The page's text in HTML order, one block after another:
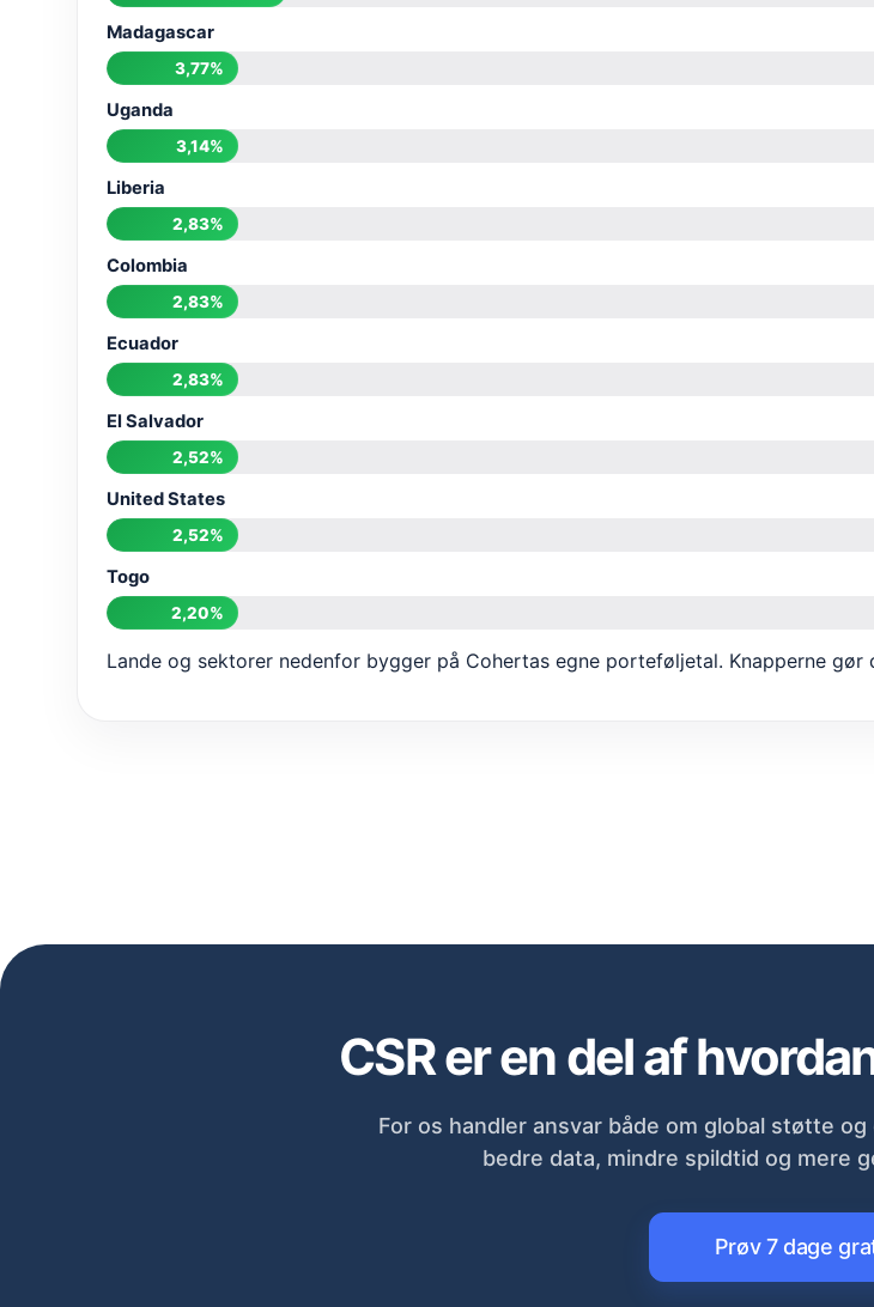
Madagascar
3,77%
Uganda
3,14%
Liberia
2,83%
Colombia
2,83%
Ecuador
2,83%
El Salvador
2,52%
United States
2,52%
Togo
2,20%
Lande og sektorer nedenfor bygger på Cohertas egne porteføljetal. Knapperne
CSR er en del af
For os handler ansvar både om global støtte
bedre data, mindre spildtid og mere
Prøv 7 dage